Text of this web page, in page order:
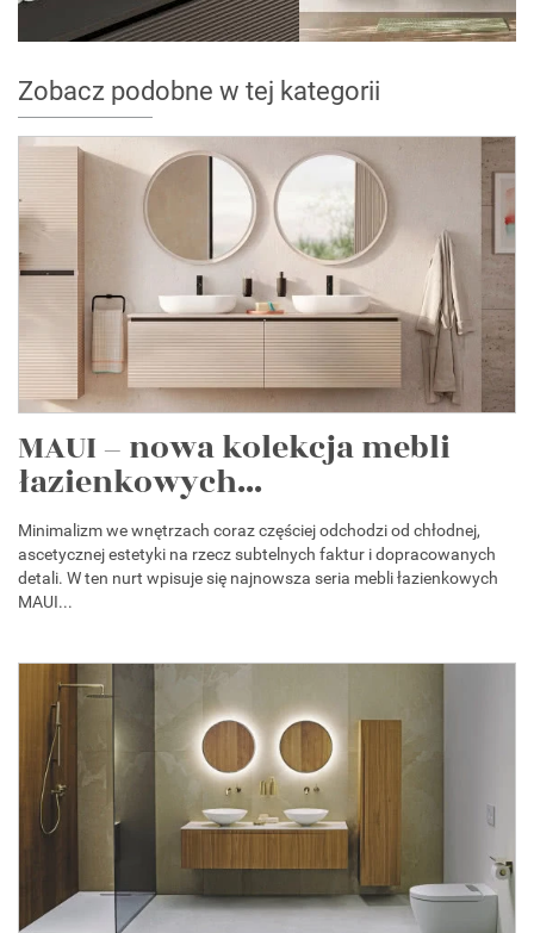
Zobacz podobne w tej kategorii
MAUI – nowa kolekcja mebli
łazienkowych...
Minimalizm we wnętrzach coraz częściej odchodzi od chłodnej,
ascetycznej estetyki na rzecz subtelnych faktur i dopracowanych
detali. W ten nurt wpisuje się najnowsza seria mebli łazienkowych
MAUI...